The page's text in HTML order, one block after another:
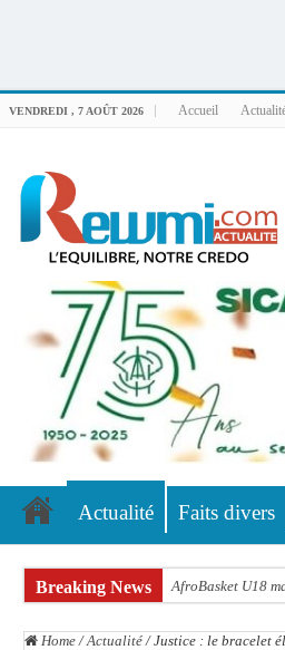
VENDREDI , 7 AOÛT 2026 Accueil
Actualité Faits divers
Breaking News AfroBasket U18
Home / Actualité / Justice : le bracelet